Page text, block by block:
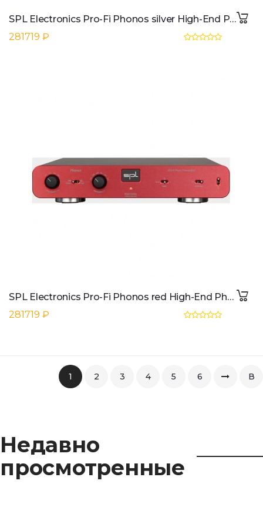
SPL Electronics Pro-Fi Phonos silver High-End Phono-Vorverstorker
281719 ₽
SPL Electronics Pro-Fi Phonos red High-End Phono-Vorverstorker
281719 ₽
1 2 3 4 5 6 В
Недавно
просмотренные